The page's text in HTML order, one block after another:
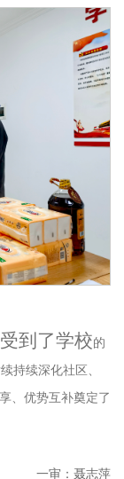
到了学校的
持续深化社区、
、优势互补奠定了
一审：聂志萍